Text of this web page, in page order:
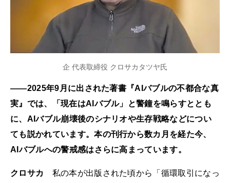
企 代表取締役 クロサカタツヤ氏
――2025年9月に出された著書『AIバブルの不都合な真
実』では、「現在はAIバブル」と警鐘を鳴らすととも
に、AIバブル崩壊後のシナリオや生存戦略などについ
ても説かれています。本の刊行から数カ月を経た今、
AIバブルへの警戒感はさらに高まっています。
クロサカ 私の本が出版された頃から「循環取引になっ